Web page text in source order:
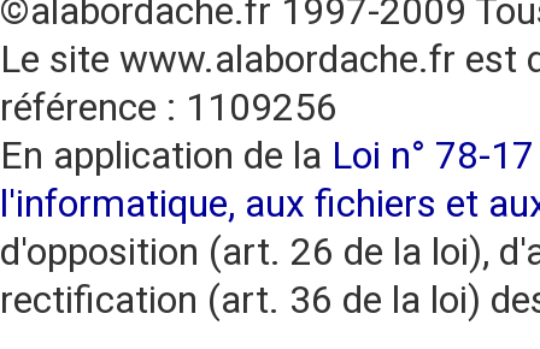
©alabordache.fr 1997-2009
Le site www.alabordache.fr est
référence : 1109256
En application de la Loi n° 78-
l'informatique, aux fichiers et
d'opposition (art. 26 de la loi),
rectification (art. 36 de la loi)